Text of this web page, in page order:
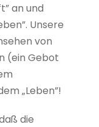
an und
Unsere
von
(ein Gebot
„Leben”!
die